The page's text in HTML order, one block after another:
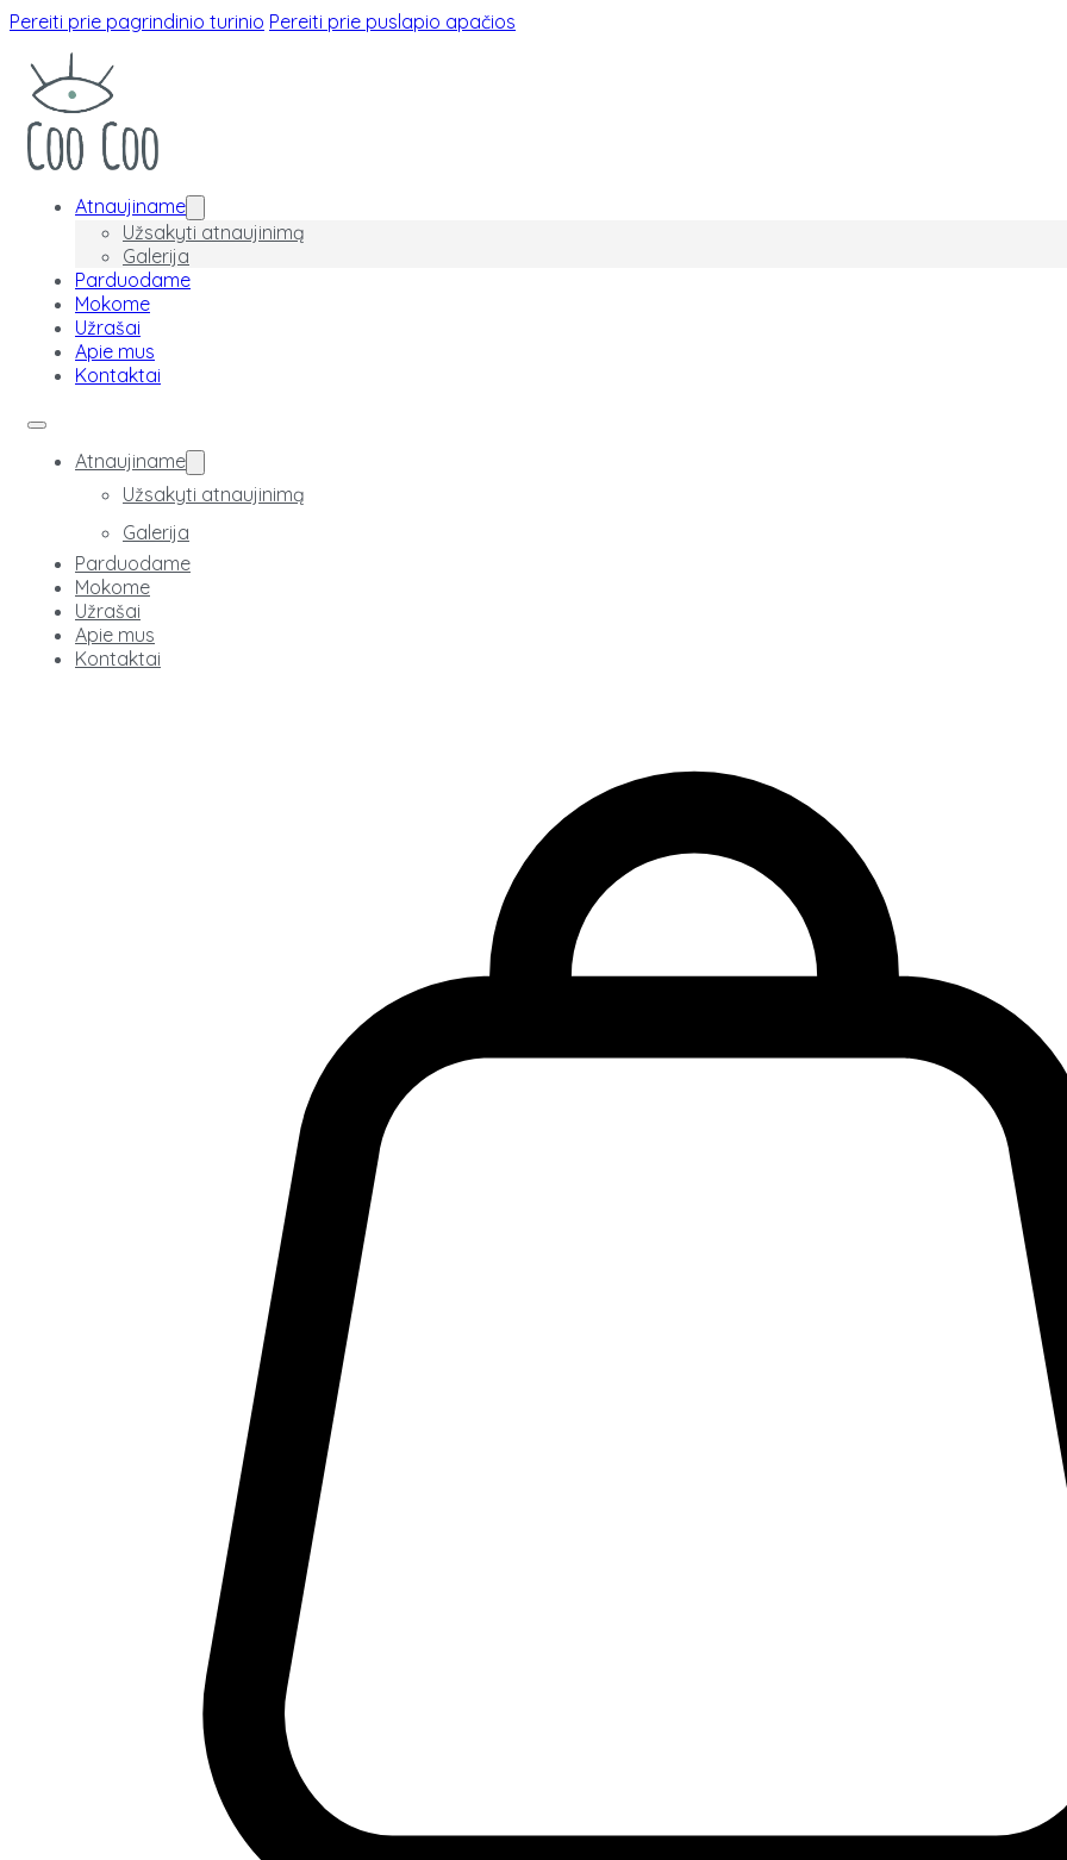
Pereiti prie pagrindinio turinio Pereiti prie puslapio apačios
Atnaujiname
Užsakyti atnaujinimą
Galerija
Parduodame
Mokome
Užrašai
Apie mus
Kontaktai
Atnaujiname
Užsakyti atnaujinimą
Galerija
Parduodame
Mokome
Užrašai
Apie mus
Kontaktai